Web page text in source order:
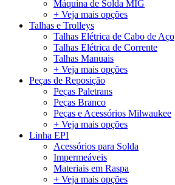
Máquina de Solda MIG
+ Veja mais opções
Talhas e Trolleys
Talhas Elétrica de Cabo de Aço
Talhas Elétrica de Corrente
Talhas Manuais
+ Veja mais opções
Peças de Reposição
Peças Paletrans
Peças Branco
Peças e Acessórios Milwaukee
+ Veja mais opções
Linha EPI
Acessórios para Solda
Impermeáveis
Materiais em Raspa
+ Veja mais opções